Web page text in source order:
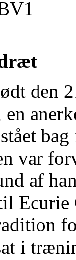
den
en
var
af
Ecurie
i